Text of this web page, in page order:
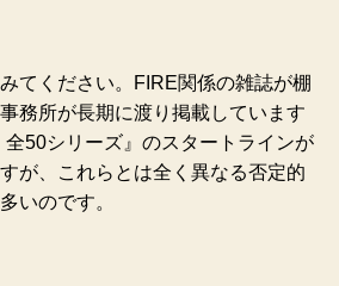
てください。FIRE関係の雑誌が棚
務所が長期に渡り掲載しています
50シリーズ』のスタートラインが
が、これらとは全く異なる否定的
いのです。